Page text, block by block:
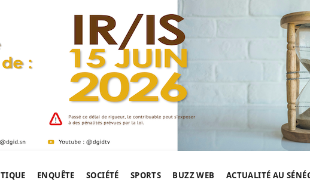
ENQUÊTE SOCIÉTÉ SPORTS BUZZ WEB ACTUALITÉ AU